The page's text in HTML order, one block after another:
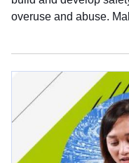
overuse and abuse.